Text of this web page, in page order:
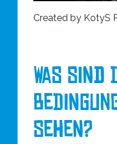
Created by KotyS
WAS SIND
SEHEN?